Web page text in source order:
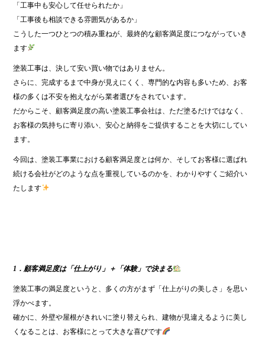
「工事中も安心して任せられたか」
「工事後も相談できる雰囲気があるか」
こうした一つひとつの積み重ねが、最終的な顧客満足度につながっていき
ます
塗装工事は、決して安い買い物ではありません。
さらに、完成するまで中身が見えにくく、専門的な内容も多いため、お客
様の多くは不安を抱えながら業者選びをされています。
だからこそ、顧客満足度の高い塗装工事会社は、ただ塗るだけではなく、
お客様の気持ちに寄り添い、安心と納得をご提供することを大切にしてい
ます。
今回は、塗装工事業における顧客満足度とは何か、そしてお客様に選ばれ
続ける会社がどのような点を重視しているのかを、わかりやすくご紹介い
たします
1．顧客満足度は「仕上がり」＋「体験」で決まる
塗装工事の満足度というと、多くの方がまず「仕上がりの美しさ」を思い
浮かべます。
確かに、外壁や屋根がきれいに塗り替えられ、建物が見違えるように美し
くなることは、お客様にとって大きな喜びです